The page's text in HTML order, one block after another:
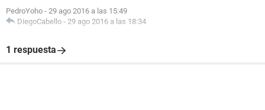
PedroYoho - 29 ago 2016 a las 15:49
DiegoCabello - 29 ago 2016 a las 18:34
1 respuesta